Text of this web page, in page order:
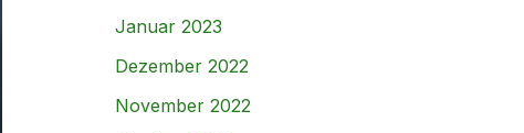
Januar 2023
Dezember 2022
November 2022